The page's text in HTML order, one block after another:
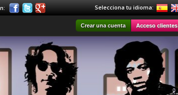
Selecciona tu idioma:
Crear una cuenta Acceso clientes